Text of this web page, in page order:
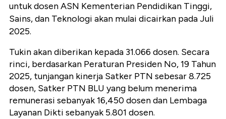
untuk dosen ASN Kementerian Pendidikan Tinggi,
Sains, dan Teknologi akan mulai dicairkan pada Juli
2025.
Tukin akan diberikan kepada 31.066 dosen. Secara
rinci, berdasarkan Peraturan Presiden No, 19 Tahun
2025, tunjangan kinerja Satker PTN sebesar 8.725
dosen, Satker PTN BLU yang belum menerima
remunerasi sebanyak 16,450 dosen dan Lembaga
Layanan Dikti sebanyak 5.801 dosen.